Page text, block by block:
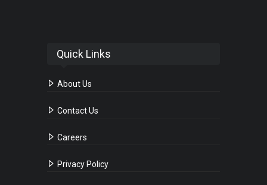
Quick Links
About Us
Contact Us
Careers
Privacy Policy